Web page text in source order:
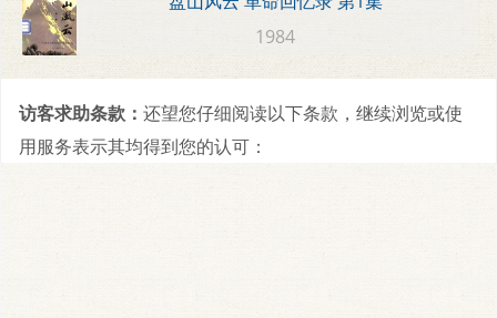
1984
访客求助条款： 还望您仔细阅读以下条款，继续浏览或使
用服务表示其均得到您的认可：